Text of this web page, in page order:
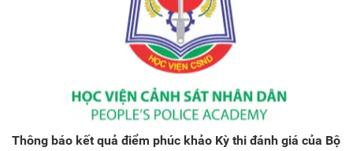
Thông báo kết quả điểm phúc khảo Kỳ thi đánh giá của Bộ